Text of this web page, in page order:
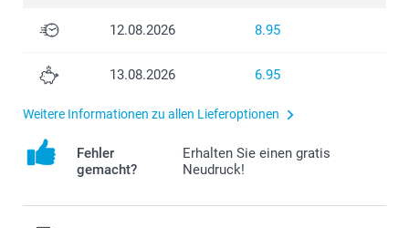
12.08.2026 8.95
13.08.2026 6.95
Weitere Informationen zu allen Lieferoptionen
Fehler
gemacht?
Erhalten Sie einen gratis
Neudruck!